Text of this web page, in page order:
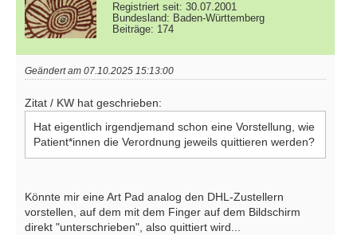
Registriert seit: 30.07.2001
Bundesland: Baden-Württemberg
Beiträge: 174
Geändert am 07.10.2025 15:13:00
Zitat / KW hat geschrieben:
Hat eigentlich irgendjemand schon eine Vorstellung, wie
Patient*innen die Verordnung jeweils quittieren werden?
Könnte mir eine Art Pad analog den DHL-Zustellern
vorstellen, auf dem mit dem Finger auf dem Bildschirm
direkt "unterschrieben", also quittiert wird...